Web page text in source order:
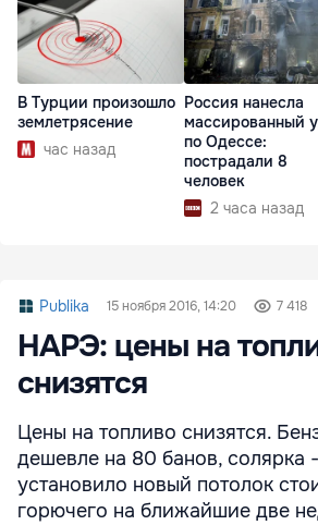
В Турции произошло
землетрясение
час назад
Россия нанесла
массированный
по Одессе:
пострадали 8
человек
2 часа назад
Publika 15 ноября 2016, 14:20 7 418
НАРЭ: цены на
снизятся
Цены на топливо снизятся.
дешевле на 80 банов, солярка
установило новый потолок
горючего на ближайшие две